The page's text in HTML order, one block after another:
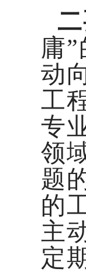
庸
动
工
专
领
题
的
主
定